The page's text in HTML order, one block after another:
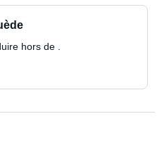
hors de .